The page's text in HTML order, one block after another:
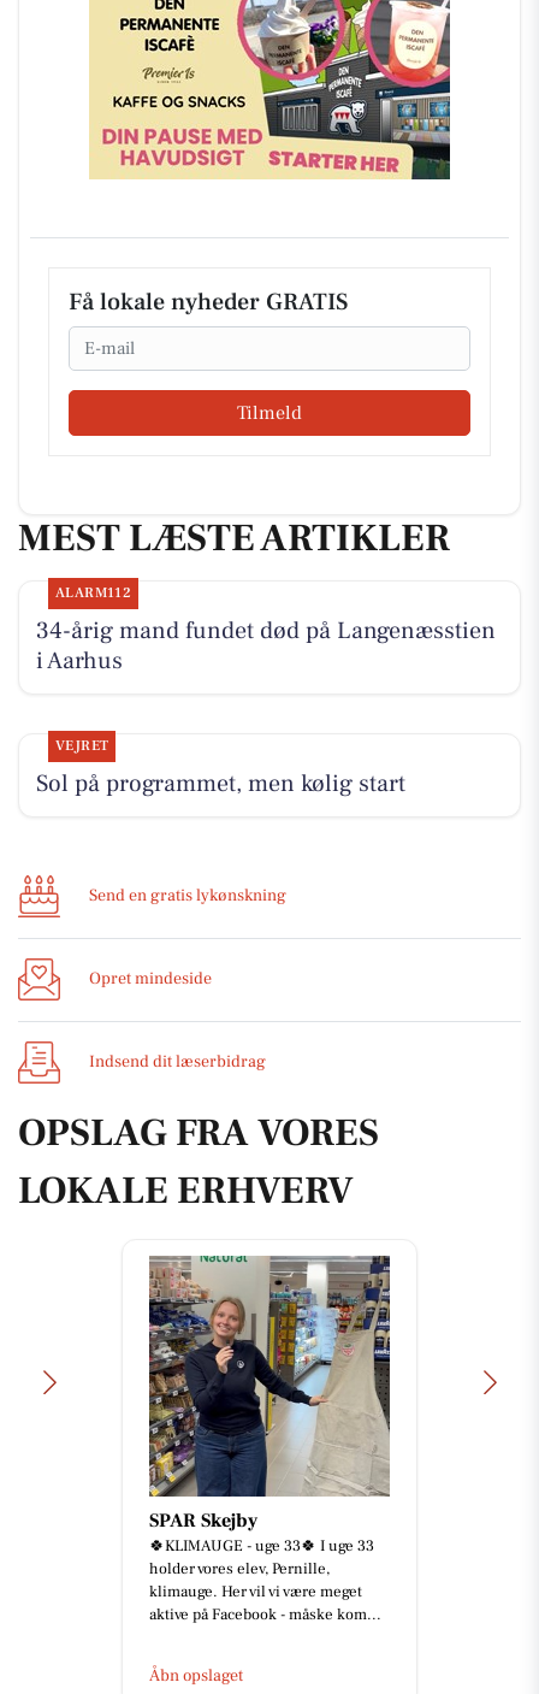
Få lokale nyheder GRATIS
Email
Tilmeld
MEST LÆSTE ARTIKLER
ALARM112
34-årig mand fundet død på Langenæsstien
i Aarhus
VEJRET
Sol på programmet, men kølig start
Send en gratis lykønskning
Opret mindeside
Indsend dit læserbidrag
OPSLAG FRA VORES
LOKALE ERHVERV
SPAR Skejby
🍀KLIMAUGE - uge 33🍀 I uge 33
holder vores elev, Pernille,
klimauge. Her vil vi være meget
aktive på Facebook - måske kom...
Åbn opslaget